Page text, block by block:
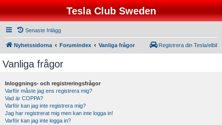
Tesla Club Sweden
Senaste Inlägg
Nyhetssidorna Forumindex Vanliga frågor Registrera din Tesla/elbil
Vanliga frågor
Inloggnings- och registreringsfrågor
Varför måste jag ens registrera mig?
Vad är COPPA?
Varför kan jag inte registrera mig?
Jag har registrerat mig men kan inte logga in!
Varför kan jag inte logga in?